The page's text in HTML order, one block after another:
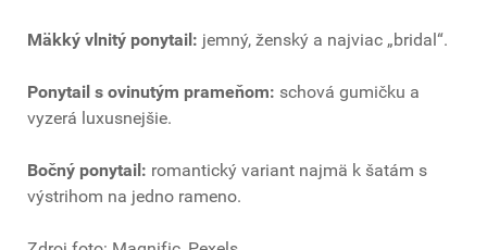
Mäkký vlnitý ponytail: jemný, ženský a najviac „bridal“.
Ponytail s ovinutým prameňom: schová gumičku a
vyzerá luxusnejšie.
Bočný ponytail: romantický variant najmä k šatám s
výstrihom na jedno rameno.